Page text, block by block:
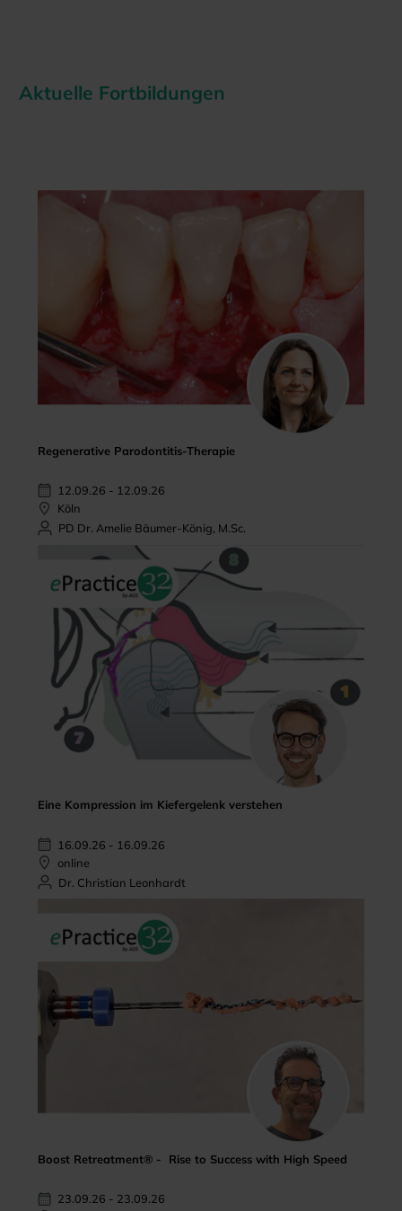
Aktuelle Fortbildungen
Regenerative Parodontitis-Therapie
12.09.26 - 12.09.26
Köln
PD Dr. Amelie Bäumer-König, M.Sc.
Eine Kompression im Kiefergelenk verstehen
16.09.26 - 16.09.26
online
Dr. Christian Leonhardt
Boost Retreatment® - Rise to Success with High Speed
23.09.26 - 23.09.26